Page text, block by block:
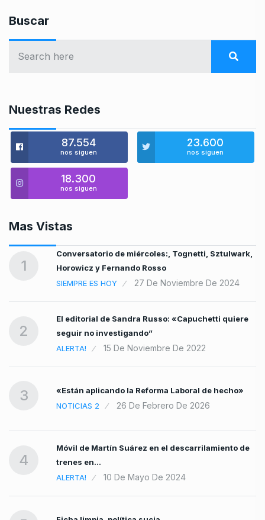
Buscar
Nuestras Redes
87.554
nos siguen
23.600
nos siguen
18.300
nos siguen
Mas Vistas
1
Conversatorio de miércoles:, Tognetti, Sztulwark,
Horowicz y Fernando Rosso
SIEMPRE ES HOY
27 De Noviembre De 2024
2
El editorial de Sandra Russo: «Capuchetti quiere
seguir no investigando”
ALERTA!
15 De Noviembre De 2022
3
«Están aplicando la Reforma Laboral de hecho»
NOTICIAS 2
26 De Febrero De 2026
4
Móvil de Martín Suárez en el descarrilamiento de
trenes en…
ALERTA!
10 De Mayo De 2024